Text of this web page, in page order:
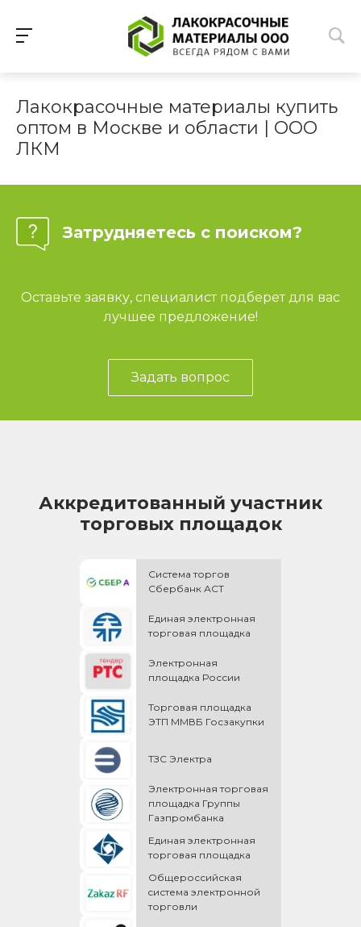
Лакокрасочные материалы купить
оптом в Москве и области | ООО
ЛКМ
Затрудняетесь с поиском?
Оставьте заявку, специалист подберет для вас
лучшее предложение!
Задать вопрос
Аккредитованный участник
торговых площадок
Система торгов
Сбербанк АСТ
Единая электронная
торговая площадка
Электронная
площадка России
Торговая площадка
ЭТП ММВБ Госзакупки
ТЗС Электра
Электронная торговая
площадка Группы
Газпромбанка
Единая электронная
торговая площадка
Общероссийская
cистема электронной
торговли